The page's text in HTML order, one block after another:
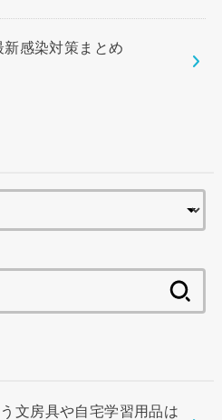
新感染対策まとめ
索:
文房具や自宅学習用品は